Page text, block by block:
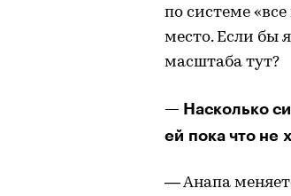
по системе
место. Если бы
масштаба тут?
— Насколько
ей пока что не
— Анапа